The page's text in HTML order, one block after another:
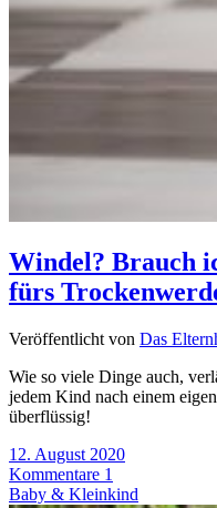
Windel? Brauch
fürs
Veröffentlicht von Das
Wie so viele Dinge auch,
jedem Kind nach einem
überflüssig!
12. August 2020
Kommentare 1
Baby & Kleinkind